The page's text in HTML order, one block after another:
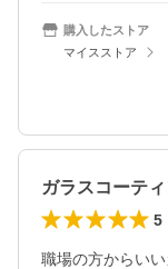
購入したストア
マイスストア
ガラスコーテ
5
職場の方からい